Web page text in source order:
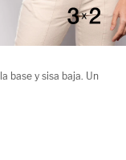
base y sisa baja. Un
combinar con cientos